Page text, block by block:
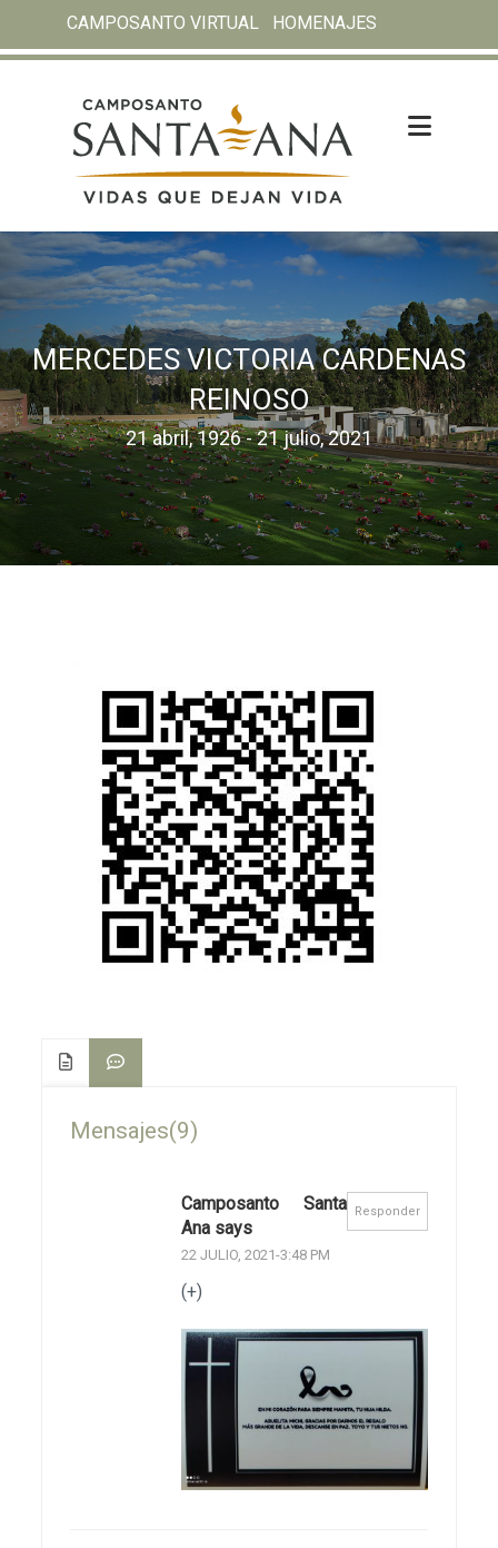
CAMPOSANTO VIRTUAL HOMENAJES
MERCEDES VICTORIA CARDENAS
REINOSO
21 abril, 1926 - 21 julio, 2021
Mensajes(9)
Responder
Camposanto Santa
Ana says
22 JULIO, 2021-3:48 PM
(+)